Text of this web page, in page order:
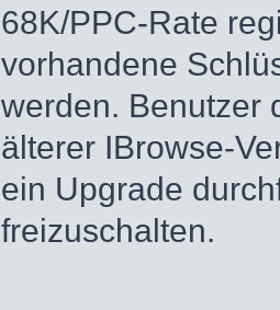
68K/PPC-Rate
vorhandene
werden. Benutzer
älterer IBrowse-
ein Upgrade
freizuschalten.